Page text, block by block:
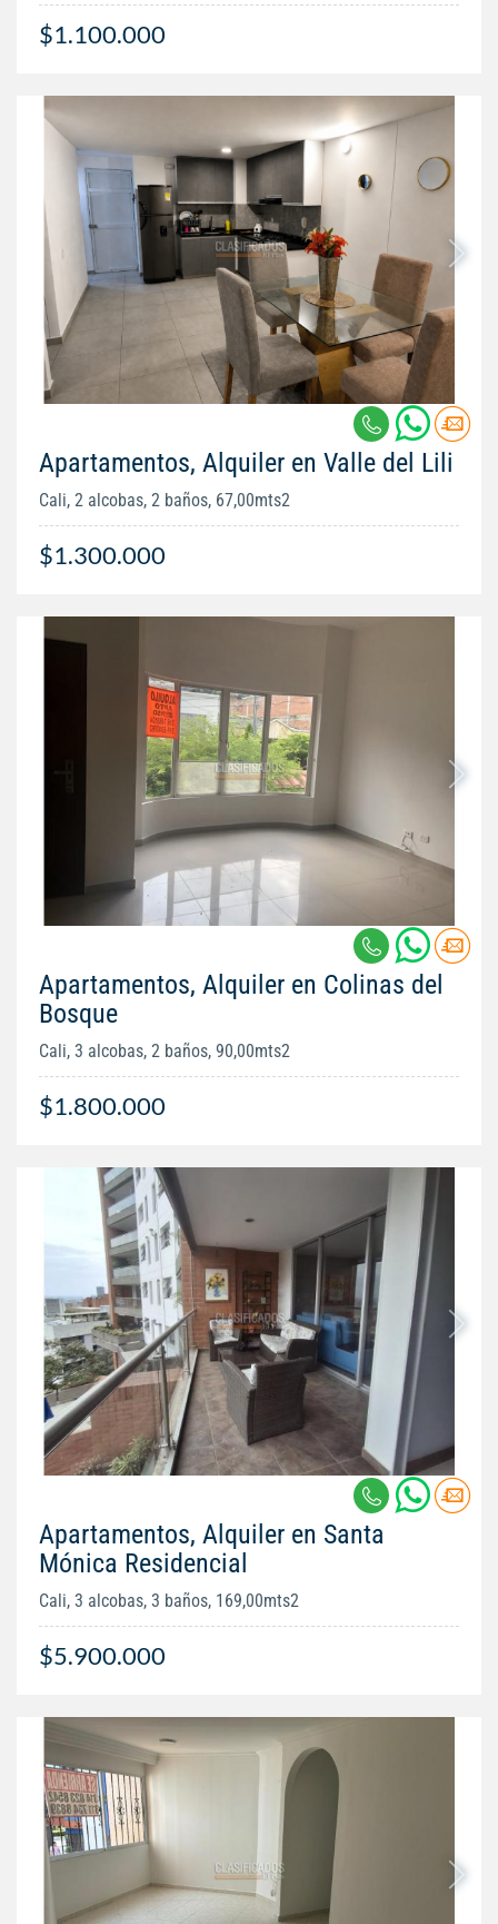
$1.100.000
Apartamentos, Alquiler en Valle del Lili
Cali, 2 alcobas, 2 baños, 67,00mts2
$1.300.000
Apartamentos, Alquiler en Colinas del
Bosque
Cali, 3 alcobas, 2 baños, 90,00mts2
$1.800.000
Apartamentos, Alquiler en Santa
Mónica Residencial
Cali, 3 alcobas, 3 baños, 169,00mts2
$5.900.000